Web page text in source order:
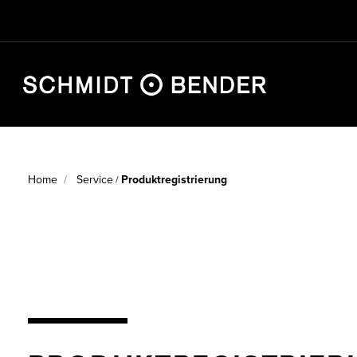
JAGD
HÄNDLERSUCHE
Home Service/ Produktregistrierung